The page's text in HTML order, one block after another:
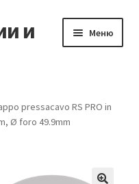
и
Меню
pressacavo RS PRO in
Ø foro 49.9mm